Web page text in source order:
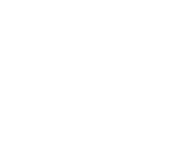
no seu currículo!